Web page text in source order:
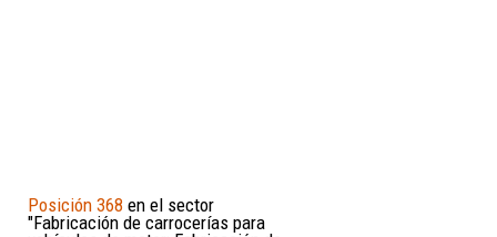
Posición 368 en el sector
"Fabricación de carrocerías para